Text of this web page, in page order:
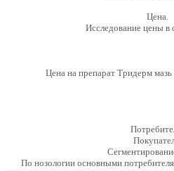
Цена.
Исследование цены в
Цена на препарат Тридерм
По нозологии основными